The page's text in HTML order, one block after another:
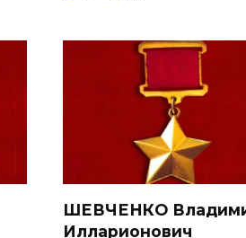
ШЕВЧЕНКО
Илларионович